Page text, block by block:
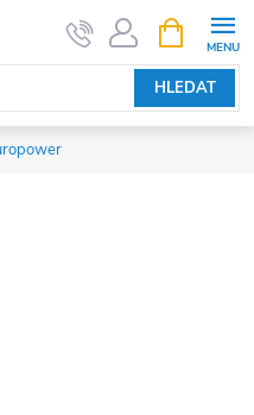
HLEDAT
NÁKUPNÍ
KOŠÍK